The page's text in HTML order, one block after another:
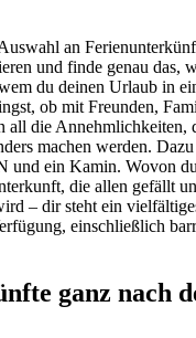
an
und finde genau das,
du deinen Urlaub in
ob mit Freunden,
all die Annehmlichkeiten,
machen werden.
und ein Kamin. Wovon
die allen gefällt
– dir steht ein
einschließlich
ganz nach